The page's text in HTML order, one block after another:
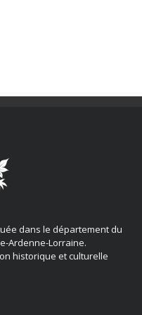
dans le département du
Ardenne-Lorraine.
historique et culturelle